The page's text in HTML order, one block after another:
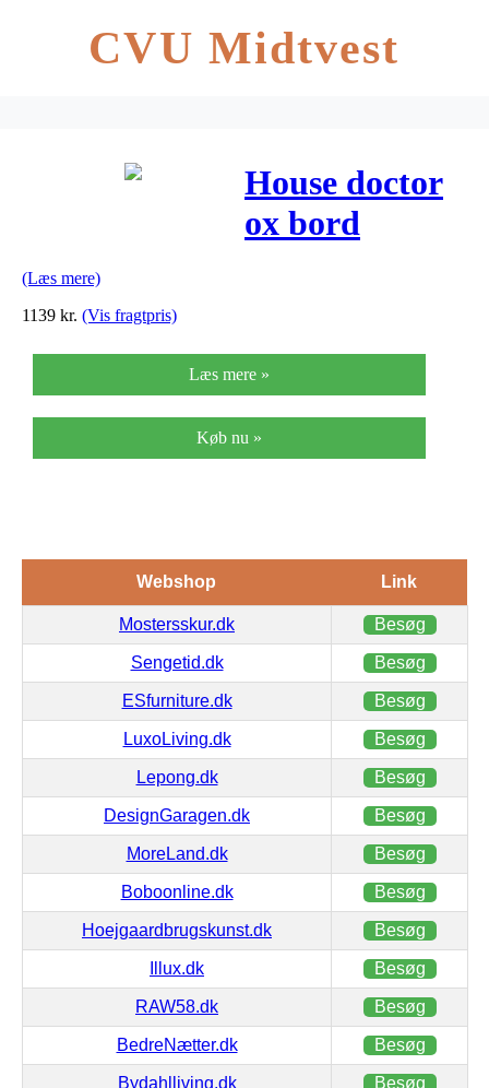
CVU Midtvest
House doctor
ox bord
(Læs mere)
1139 kr. (Vis fragtpris)
Læs mere »
Køb nu »
Webshop Link
Mostersskur.dk Besøg
Sengetid.dk Besøg
ESfurniture.dk Besøg
LuxoLiving.dk Besøg
Lepong.dk Besøg
DesignGaragen.dk Besøg
MoreLand.dk Besøg
Boboonline.dk Besøg
Hoejgaardbrugskunst.dk Besøg
Illux.dk Besøg
RAW58.dk Besøg
BedreNætter.dk Besøg
Bydahlliving.dk Besøg